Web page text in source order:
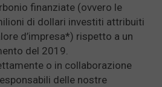
finanziate (ovvero le
di dollari investiti attribuiti
d’impresa*) rispetto a un
del 2019.
o in collaborazione
delle nostre